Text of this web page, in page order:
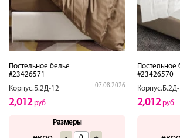
Постельное белье
#23426571
Корпус.Б.2Д-12
07.08.2026
2,012руб
Размеры
Постельное
#23426570
2,012руб